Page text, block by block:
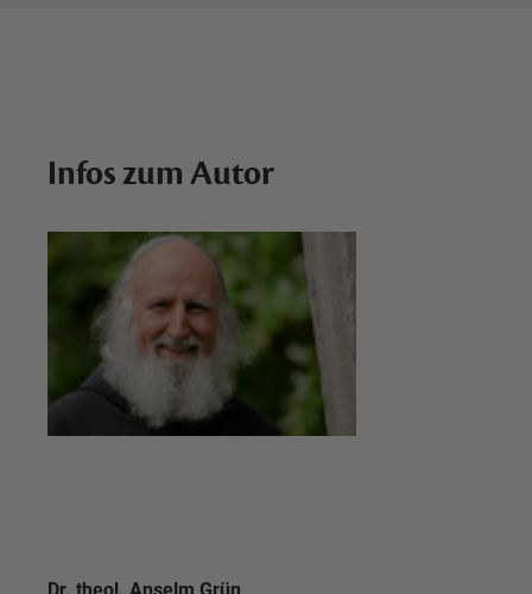
Infos zum Autor